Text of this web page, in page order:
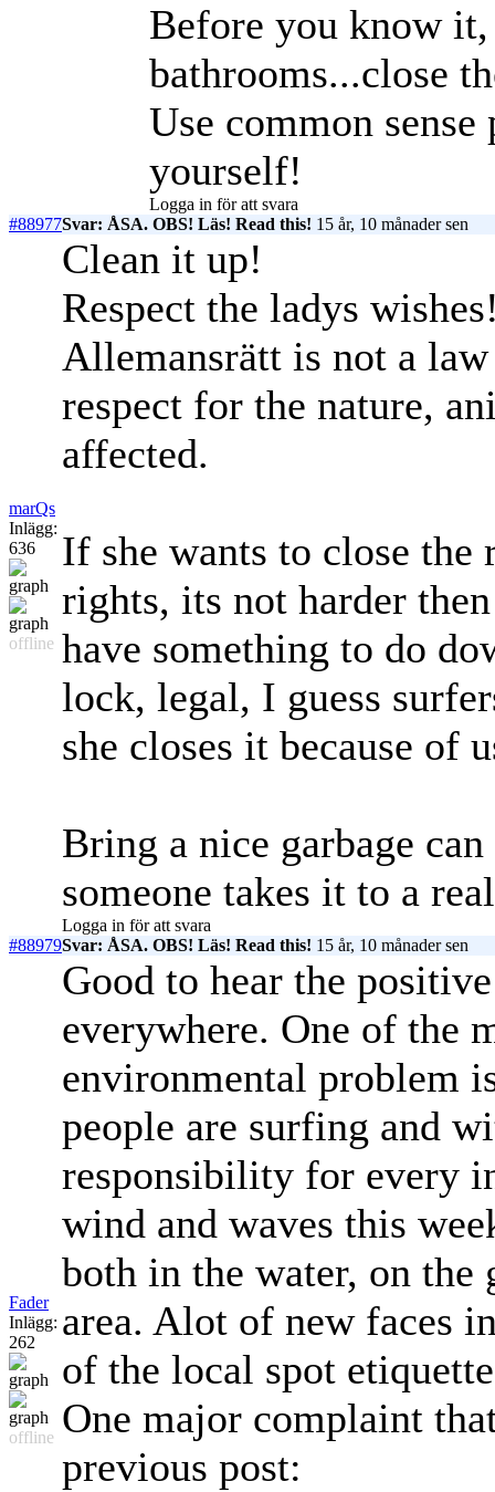
Before you know
bathrooms...close
Use common
yourself!
Logga in för att svara
#88977Svar: ÅSA. OBS! Läs! Read this! 15 år, 10 månader sen
marQs
Inlägg:
636
offline
Clean it up!
Respect the ladys
Allemansrätt is not a
respect for the nature,
affected.
If she wants to close
rights, its not harder
have something to do
lock, legal, I guess
she closes it because of
Bring a nice garbage
someone takes it to a
Logga in för att svara
#88979Svar: ÅSA. OBS! Läs! Read this! 15 år, 10 månader sen
Fader
Inlägg:
262
offline
Good to hear the
everywhere. One of the
environmental problem
people are surfing and
responsibility for every
wind and waves this
both in the water, on the
area. Alot of new faces
of the local spot
One major complaint
previous post: